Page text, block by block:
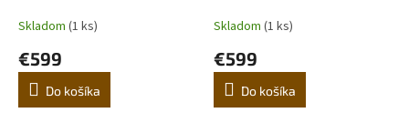
Skladom (1 ks)
€599
Do košíka
Skladom (1 ks)
€599
Do košíka